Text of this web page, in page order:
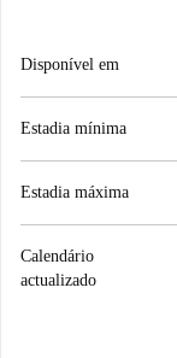
Disponível em
Estadia mínima
Estadia máxima
Calendário
actualizado